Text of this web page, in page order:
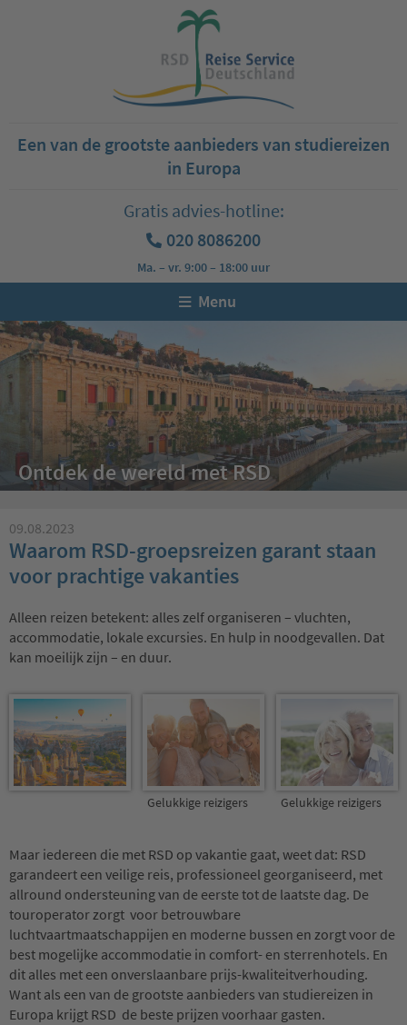
Een van de grootste aanbieders van studiereizen
in Europa
Gratis advies-hotline:
020 8086200
Ma. – vr. 9:00 – 18:00 uur
Menu
Ontdek de wereld met RSD
09.08.2023
Waarom RSD-groepsreizen garant staan
voor prachtige vakanties
Alleen reizen betekent: alles zelf organiseren – vluchten,
accommodatie, lokale excursies. En hulp in noodgevallen. Dat
kan moeilijk zijn – en duur.
Gelukkige reizigers Gelukkige reizigers
Maar iedereen die met RSD op vakantie gaat, weet dat: RSD
garandeert een veilige reis, professioneel georganiseerd, met
allround ondersteuning van de eerste tot de laatste dag. De
touroperator zorgt voor betrouwbare
luchtvaartmaatschappijen en moderne bussen en zorgt voor de
best mogelijke accommodatie in comfort- en sterrenhotels. En
dit alles met een onverslaanbare prijs-kwaliteitverhouding.
Want als een van de grootste aanbieders van studiereizen in
Europa krijgt RSD de beste prijzen voorhaar gasten.